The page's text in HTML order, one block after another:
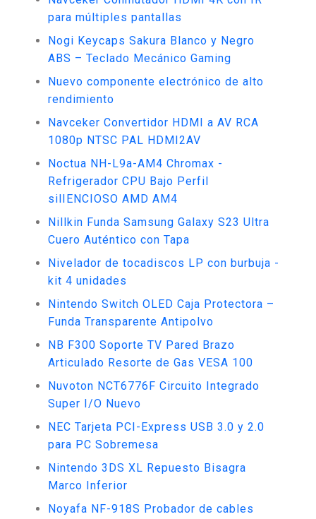
para múltiples pantallas
Nogi Keycaps Sakura Blanco y Negro
ABS – Teclado Mecánico Gaming
Nuevo componente electrónico de alto
rendimiento
Navceker Convertidor HDMI a AV RCA
1080p NTSC PAL HDMI2AV
Noctua NH-L9a-AM4 Chromax -
Refrigerador CPU Bajo Perfil
silIENCIOSO AMD AM4
Nillkin Funda Samsung Galaxy S23 Ultra
Cuero Auténtico con Tapa
Nivelador de tocadiscos LP con burbuja -
kit 4 unidades
Nintendo Switch OLED Caja Protectora –
Funda Transparente Antipolvo
NB F300 Soporte TV Pared Brazo
Articulado Resorte de Gas VESA 100
Nuvoton NCT6776F Circuito Integrado
Super I/O Nuevo
NEC Tarjeta PCI-Express USB 3.0 y 2.0
para PC Sobremesa
Nintendo 3DS XL Repuesto Bisagra
Marco Inferior
Noyafa NF-918S Probador de cables